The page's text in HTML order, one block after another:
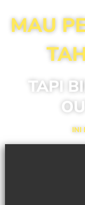
MAU
TAPI
INI